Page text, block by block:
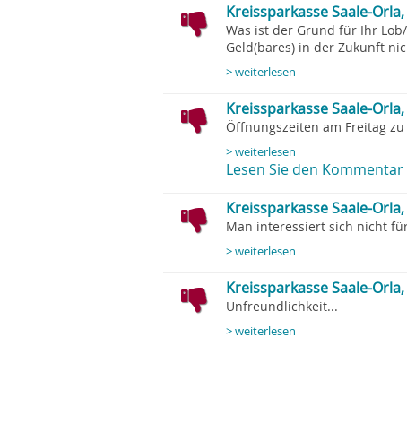
Kreissparkasse Saale-
Was ist der Grund für Ihr
Geld(bares) in der Zukunft
> weiterlesen
Kreissparkasse Saale-
Öffnungszeiten am Freitag zu
> weiterlesen
Lesen Sie den
Kreissparkasse Saale-
Man interessiert sich nicht
> weiterlesen
Kreissparkasse Saale-
Unfreundlichkeit...
> weiterlesen